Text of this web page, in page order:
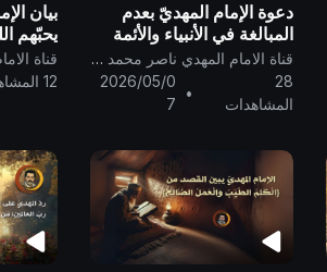
دعوة الإمام المهديّ بعدم
المبالغة في الأنبياء والأئمة
ونسائهم بغير الحقّ ..
قناة الامام المهدي ناصر محمد اليماني
28
المشاهدات
•
2026/05/0
7
بيان
يحبّهم
12 المشاهدات